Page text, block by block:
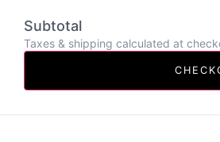
Subtotal
Taxes & shipping calculated at